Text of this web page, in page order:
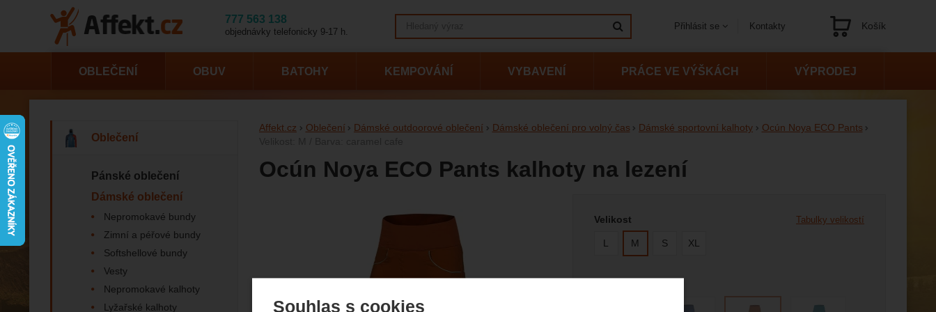
Souhlas s cookies
Affekt.cz Oblečení Dámské outdoorové oblečení Dámské oblečení pro volný čas Dámské sportovní kalhoty
Ocún Noya ECO Pants
Ocún Noya ECO Pants kalhoty na lezení
Velikost Tabulky velikostí
L M S XL
OBLEČENÍ OBUV BATOHY KEMPOVÁNÍ VYBAVENÍ PRÁCE VE VÝŠKÁCH VÝPRODEJ
Oblečení
Pánské oblečení
Dámské oblečení
Nepromokavé bundy
Zimní a péřové bundy
Softshellové bundy
Vesty
Nepromokavé kalhoty
Lyžařské kalhoty
777 563 138
objednávky telefonicky 9-17 h.
Kontakty
Přihlásit se Košík